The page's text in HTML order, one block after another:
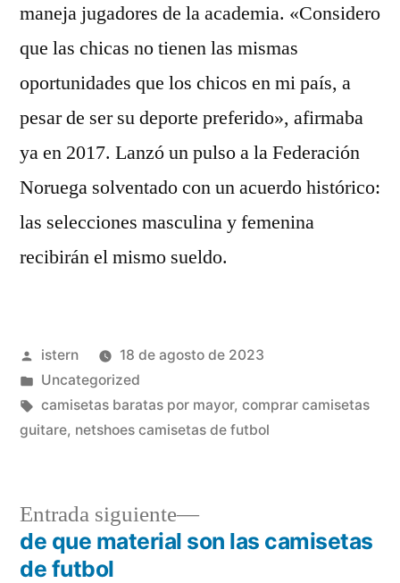
maneja jugadores de la academia. «Considero
que las chicas no tienen las mismas
oportunidades que los chicos en mi país, a
pesar de ser su deporte preferido», afirmaba
ya en 2017. Lanzó un pulso a la Federación
Noruega solventado con un acuerdo histórico:
las selecciones masculina y femenina
recibirán el mismo sueldo.
Publicado
por
istern
18 de agosto de 2023
Publicado
en
Uncategorized
Etiquetas:
camisetas baratas por mayor, comprar camisetas
guitare, netshoes camisetas de futbol
Navegación
Entrada siguiente
Entrada
siguiente:
de que material son las camisetas
de futbol